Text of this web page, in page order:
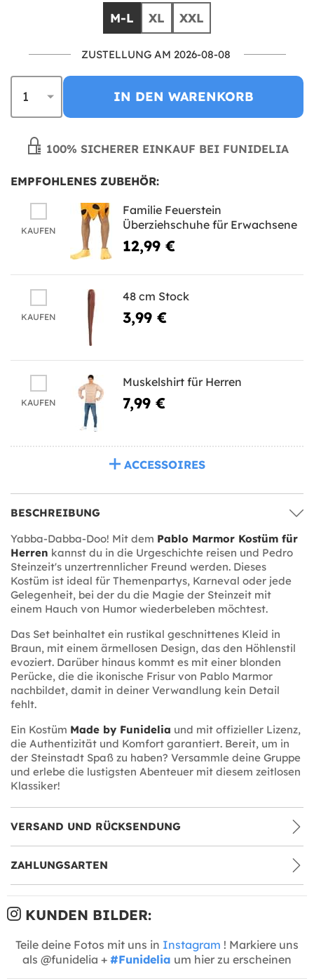
M-L XL XXL
ZUSTELLUNG AM 2026-08-08
IN DEN WARENKORB
100% SICHERER EINKAUF BEI FUNIDELIA
EMPFOHLENES ZUBEHÖR:
KAUFEN
Familie Feuerstein
Überziehschuhe für Erwachsene
12,99 €
KAUFEN
48 cm Stock
3,99 €
KAUFEN
Muskelshirt für Herren
7,99 €
ACCESSOIRES
BESCHREIBUNG
Yabba-Dabba-Doo! Mit dem Pablo Marmor Kostüm für
Herren kannst du in die Urgeschichte reisen und Pedro
Steinzeit's unzertrennlicher Freund werden. Dieses
Kostüm ist ideal für Themenpartys, Karneval oder jede
Gelegenheit, bei der du die Magie der Steinzeit mit
einem Hauch von Humor wiederbeleben möchtest.
Das Set beinhaltet ein rustikal geschnittenes Kleid in
Braun, mit einem ärmellosen Design, das den Höhlenstil
evoziert. Darüber hinaus kommt es mit einer blonden
Perücke, die die ikonische Frisur von Pablo Marmor
nachbildet, damit in deiner Verwandlung kein Detail
fehlt.
Ein Kostüm Made by Funidelia und mit offizieller Lizenz,
die Authentizität und Komfort garantiert. Bereit, um in
der Steinstadt Spaß zu haben? Versammle deine Gruppe
und erlebe die lustigsten Abenteuer mit diesem zeitlosen
Klassiker!
VERSAND UND RÜCKSENDUNG
ZAHLUNGSARTEN
KUNDEN BILDER:
Teile deine Fotos mit uns in Instagram ! Markiere uns
als @funidelia + #Funidelia um hier zu erscheinen